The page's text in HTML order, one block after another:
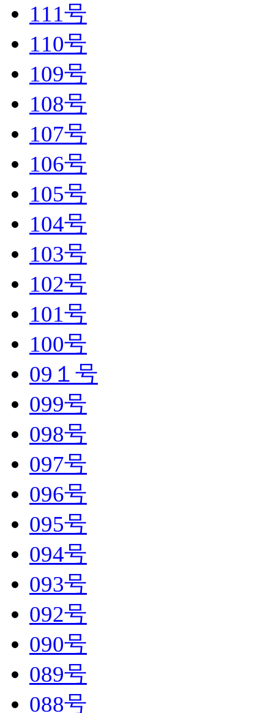
111号
110号
109号
108号
107号
106号
105号
104号
103号
102号
101号
100号
09１号
099号
098号
097号
096号
095号
094号
093号
092号
090号
089号
088号